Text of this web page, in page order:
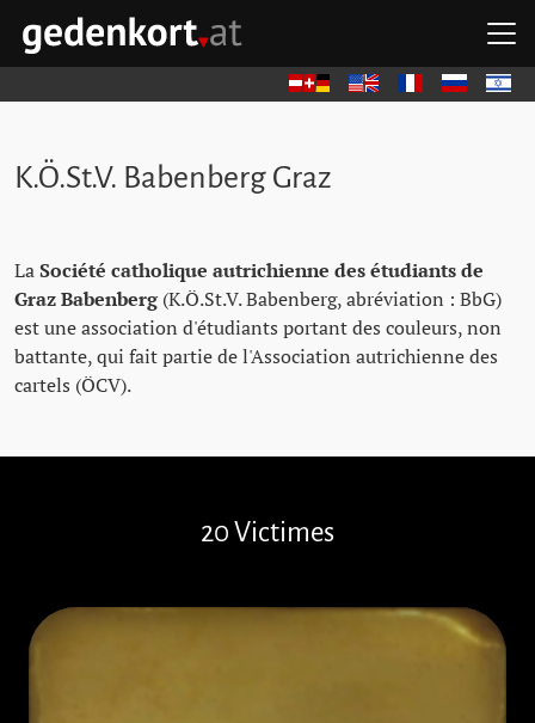
Aller au contenu principal
Aller à la navigation principale
Aller aux liens rapides
GEDENKORT - ACCUEIL
DeutschEnglish FrançaisРусский
עברית
K.Ö.St.V. Babenberg Graz
LaSociété catholique autrichienne des étudiants de
Graz Babenberg(K.Ö.St.V. Babenberg, abréviation : BbG)
est une association d'étudiants portant des couleurs, non
battante, qui fait partie de l'Association autrichienne des
cartels (ÖCV).
20 Victimes